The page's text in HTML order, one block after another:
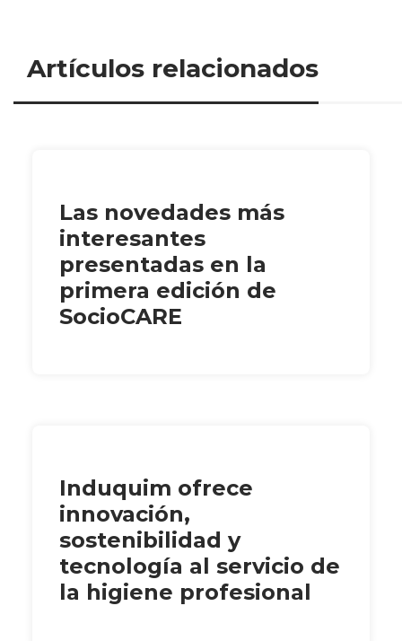
Artículos relacionados
Las novedades más
interesantes
presentadas en la
primera edición de
SocioCARE
Induquim ofrece
innovación,
sostenibilidad y
tecnología al servicio de
la higiene profesional